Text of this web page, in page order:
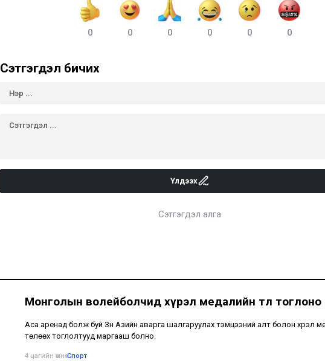
0 0 0 0 0 0
Сэтгэгдэл бичих
Үлдээх
Сэтгэгдэл алга
Монголын волейболчид хүрэл медалийн төлөө тоглоно
Аса аренад болж буй Зүүн Азийн аварга шалгаруулах тэмцээний алт болон хүрэл
төлөөх тоглолтууд маргааш болно.
4 цагийн өмнө•Спорт